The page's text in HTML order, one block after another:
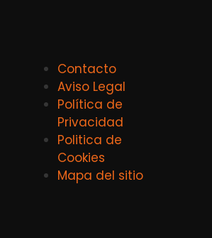
Contacto
Aviso Legal
Política de
Privacidad
Politica de
Cookies
Mapa del sitio